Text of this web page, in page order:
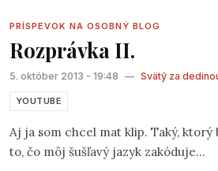
PRÍSPEVOK NA OSOBNÝ BLOG
Rozprávka II.
5. október 2013 - 19:48 — Svätý za
YOUTUBE
Aj ja som chcel mat klip. Taký,
to, čo môj šušľavý jazyk zakóduje...